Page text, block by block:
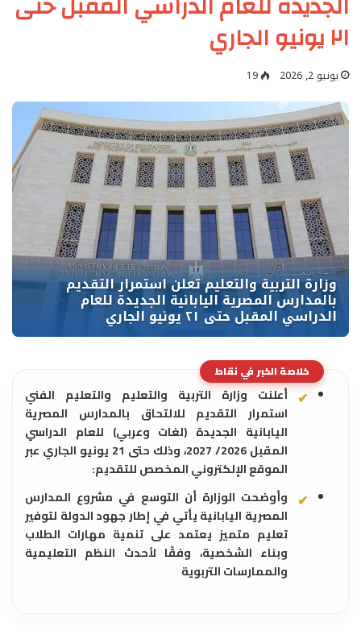
٢١ يونيو الجاري
يونيو 2, 2026 19
خلاصة الخبر في نقاط
أعلنت وزارة التربية والتعليم والتعليم الفني
استمرار التقديم للالتحاق بالمدارس المصرية
اليابانية الجديدة (لغات وعربي) للعام الدراسي
المقبل 2026/ 2027، وذلك حتى 21 يونيو الجاري عبر
الموقع الإلكتروني المخصص للتقديم:
وأوضحت الوزارة أن التوسع في مشروع المدارس
المصرية اليابانية يأتي في إطار جهود الدولة لتوفير
تعليم متميز يعتمد على تنمية مهارات الطلاب
وبناء الشخصية، وفقًا لأحدث النظم التعليمية
والممارسات التربوية